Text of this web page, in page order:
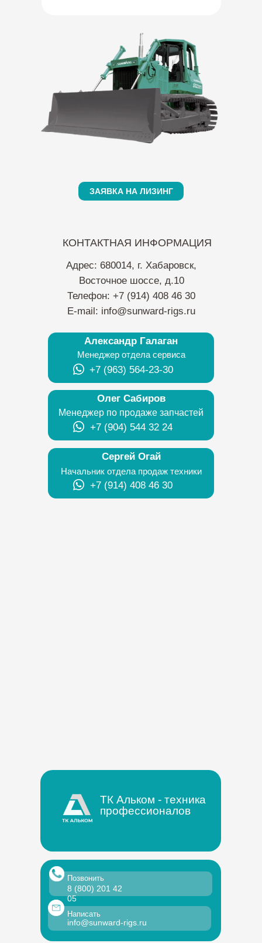
ЗАЯВКА НА ЛИЗИНГ
КОНТАКТНАЯ ИНФОРМАЦИЯ
Адрес: 680014, г. Хабаровск,
Восточное шоссе, д.10
Телефон: +7 (914) 408 46 30
E-mail: info@sunward-rigs.ru
Олег Сабиров
Менеджер по продаже запчастей
+7 (904) 544 32 24
Сергей Огай
Начальник отдела продаж техники
+7 (914) 408 46 30
Александр Галаган
Менеджер отдела сервиса
+7 (963) 564-23-30
ТК Альком - техника
профессионалов
8 (800) 201 42
05
info@sunward-rigs.ru
Позвонить
Написать